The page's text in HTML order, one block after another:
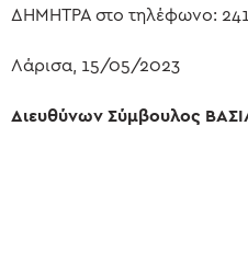
ΔΗΜΗΤΡΑ στο τηλέφωνο:
Λάρισα, 15/05/2023
Διευθύνων Σύμβουλος